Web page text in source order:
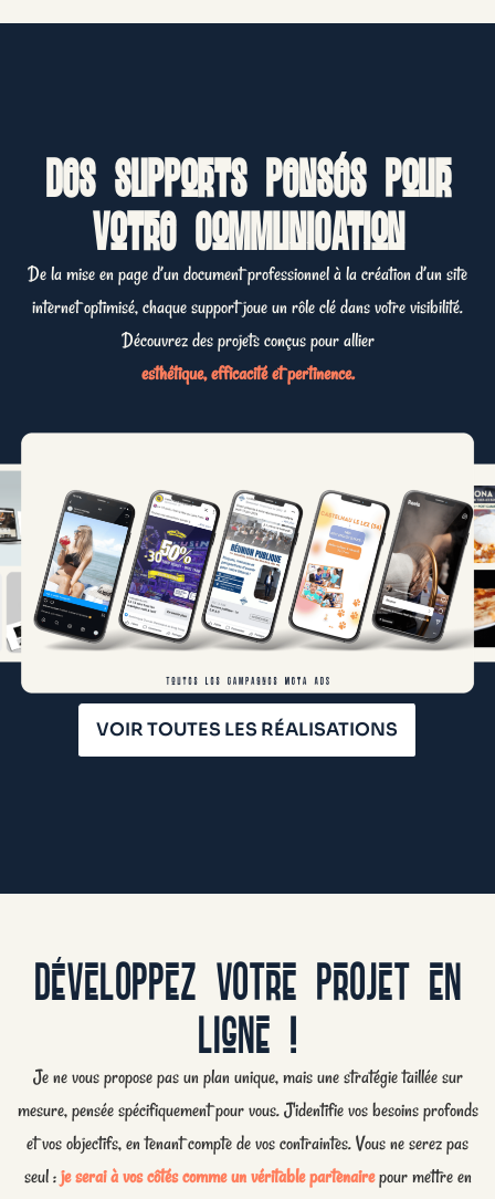
Des supports pensés pour
votre communication
De la mise en page d’un document professionnel à la création d’un site
internet optimisé, chaque support joue un rôle clé dans votre visibilité.
Découvrez des projets conçus pour allier
esthétique, efficacité et pertinence.
VOIR TOUTES LES RÉALISATIONS
DÉVELOPPEZ VOTRE PROJET EN
LIGNE !
Je ne vous propose pas un plan unique, mais une stratégie taillée sur
mesure, pensée spécifiquement pour vous. J'identifie vos besoins profonds
et vos objectifs, en tenant compte de vos contraintes. Vous ne serez pas
seul :je serai à vos côtés comme un véritable partenairepour mettre en